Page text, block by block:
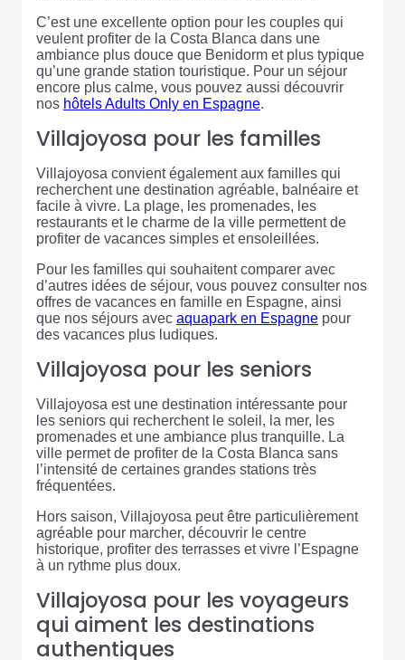
C’est une excellente option pour les couples qui
veulent profiter de la Costa Blanca dans une
ambiance plus douce que Benidorm et plus typique
qu’une grande station touristique. Pour un séjour
encore plus calme, vous pouvez aussi découvrir
nos hôtels Adults Only en Espagne.
Villajoyosa pour les familles
Villajoyosa convient également aux familles qui
recherchent une destination agréable, balnéaire et
facile à vivre. La plage, les promenades, les
restaurants et le charme de la ville permettent de
profiter de vacances simples et ensoleillées.
Pour les familles qui souhaitent comparer avec
d’autres idées de séjour, vous pouvez consulter nos
offres de vacances en famille en Espagne, ainsi
que nos séjours avec aquapark en Espagne pour
des vacances plus ludiques.
Villajoyosa pour les seniors
Villajoyosa est une destination intéressante pour
les seniors qui recherchent le soleil, la mer, les
promenades et une ambiance plus tranquille. La
ville permet de profiter de la Costa Blanca sans
l’intensité de certaines grandes stations très
fréquentées.
Hors saison, Villajoyosa peut être particulièrement
agréable pour marcher, découvrir le centre
historique, profiter des terrasses et vivre l’Espagne
à un rythme plus doux.
Villajoyosa pour les voyageurs
qui aiment les destinations
authentiques